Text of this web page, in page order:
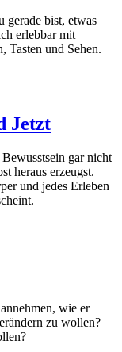
gerade bist, etwas
erlebbar mit
Tasten und Sehen.
Jetzt
gar nicht
heraus erzeugst.
und jedes Erleben
wie er
zu wollen?